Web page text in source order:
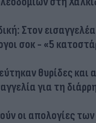
Στον
σοκ - «5
θυρίδες
για τη
οι απολογίες